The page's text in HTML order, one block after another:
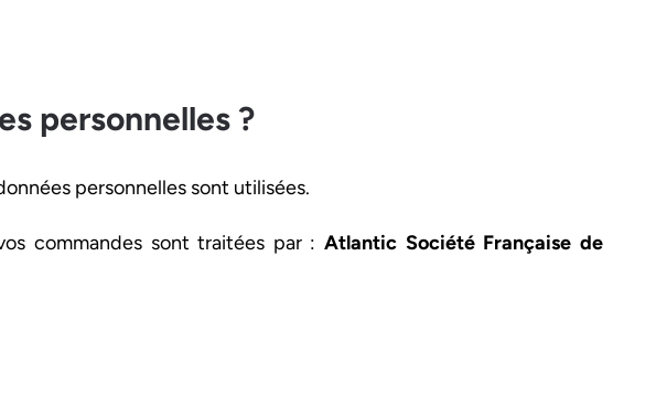
personnelles ?
personnelles sont utilisées.
commandes sont traitées par :Atlantic Société Française de